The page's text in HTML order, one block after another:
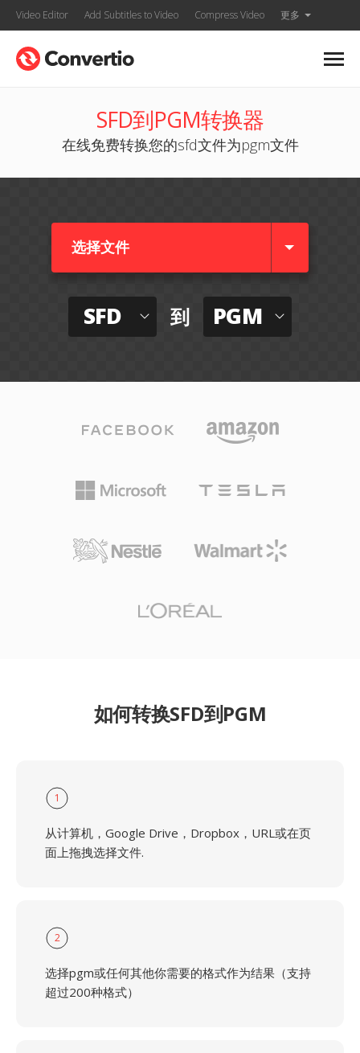
Video Editor Add Subtitles to Video Compress Video 更多
SFD到PGM转换器
在线免费转换您的sfd文件为pgm文件
选择文件
SFD 到 PGM
如何转换SFD到PGM
1
从计算机，Google Drive，Dropbox，URL或在页
面上拖拽选择文件.
2
选择pgm或任何其他你需要的格式作为结果（支持
超过200种格式）